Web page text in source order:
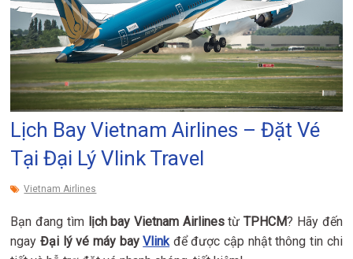
Lịch Bay Vietnam Airlines – Đặt Vé
Tại Đại Lý Vlink Travel
Vietnam Airlines
Bạn đang tìm lịch bay Vietnam AirlinestừTPHCM? Hãy đến
ngayĐại lý vé máy bayVlinkđể được cập nhật thông tin chi